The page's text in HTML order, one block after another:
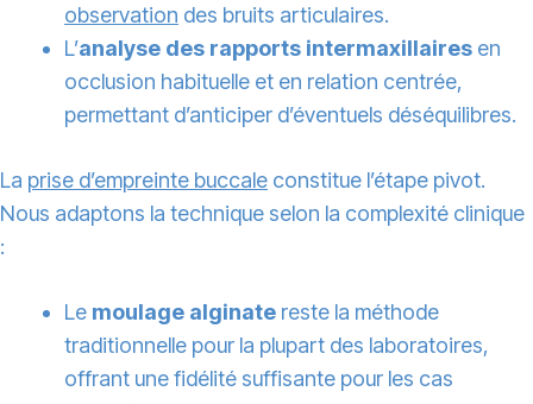
observation des bruits articulaires.
L’analyse des rapports intermaxillaires en
occlusion habituelle et en relation centrée,
permettant d’anticiper d’éventuels déséquilibres.
La prise d’empreinte buccale constitue l’étape pivot.
Nous adaptons la technique selon la complexité clinique
:
Le moulage alginate reste la méthode
traditionnelle pour la plupart des laboratoires,
offrant une fidélité suffisante pour les cas